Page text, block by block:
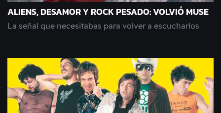
ALIENS, DESAMOR Y ROCK PESADO: VOLVIÓ MUSE
La señal que necesitabas para volver a escucharlos